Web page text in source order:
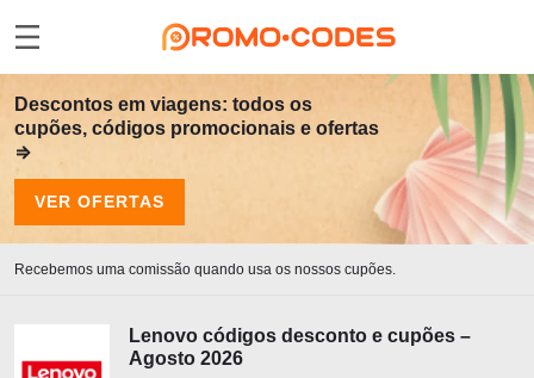
Descontos em viagens: todos os
cupões, códigos promocionais e ofertas
⇒
VER OFERTAS
Recebemos uma comissão quando usa os nossos cupões.
Lenovo códigos desconto e cupões –
Agosto 2026